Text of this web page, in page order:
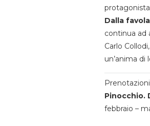
Dalla
continua ad
Carlo
un’anima di
Pinocchio.
febbraio –